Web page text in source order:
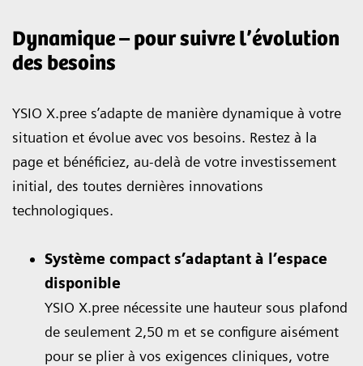
Dynamique – pour suivre l’évolution
des besoins
YSIO X.pree s’adapte de manière dynamique à votre
situation et évolue avec vos besoins. Restez à la
page et bénéficiez, au-delà de votre investissement
initial, des toutes dernières innovations
technologiques.
Système compact s’adaptant à l’espace
disponible
YSIO X.pree nécessite une hauteur sous plafond
de seulement 2,50 m et se configure aisément
pour se plier à vos exigences cliniques, votre